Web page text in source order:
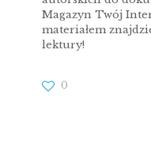
Magazyn Twój
materiałem
lektury!
0